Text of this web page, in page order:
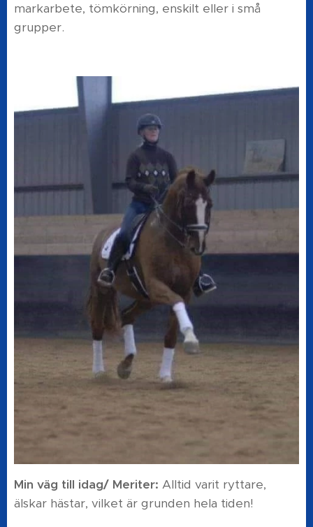
markarbete, tömkörning, enskilt eller i små
grupper.
Min väg till idag/ Meriter: Alltid varit ryttare,
älskar hästar, vilket är grunden hela tiden!